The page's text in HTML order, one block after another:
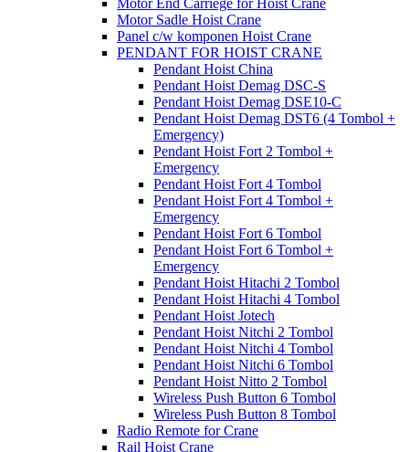
Motor Sadle Hoist Crane
Panel c/w komponen Hoist Crane
PENDANT FOR HOIST CRANE
Pendant Hoist China
Pendant Hoist Demag DSC-S
Pendant Hoist Demag DSE10-C
Pendant Hoist Demag DST6 (4 Tombol +
Emergency)
Pendant Hoist Fort 2 Tombol +
Emergency
Pendant Hoist Fort 4 Tombol
Pendant Hoist Fort 4 Tombol +
Emergency
Pendant Hoist Fort 6 Tombol
Pendant Hoist Fort 6 Tombol +
Emergency
Pendant Hoist Hitachi 2 Tombol
Pendant Hoist Hitachi 4 Tombol
Pendant Hoist Jotech
Pendant Hoist Nitchi 2 Tombol
Pendant Hoist Nitchi 4 Tombol
Pendant Hoist Nitchi 6 Tombol
Pendant Hoist Nitto 2 Tombol
Wireless Push Button 6 Tombol
Wireless Push Button 8 Tombol
Radio Remote for Crane
Rail Hoist Crane